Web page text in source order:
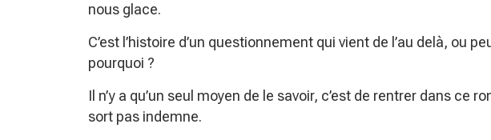
nous glace.
C’est l’histoire d’un questionnement qui vient de l’au delà, ou
pourquoi ?
Il n’y a qu’un seul moyen de le savoir, c’est de rentrer dans ce
sort pas indemne.